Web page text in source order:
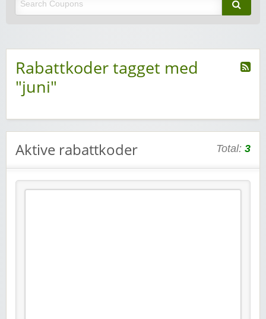
Rabattkoder tagget med
"juni"
Aktive rabattkoder Total: 3